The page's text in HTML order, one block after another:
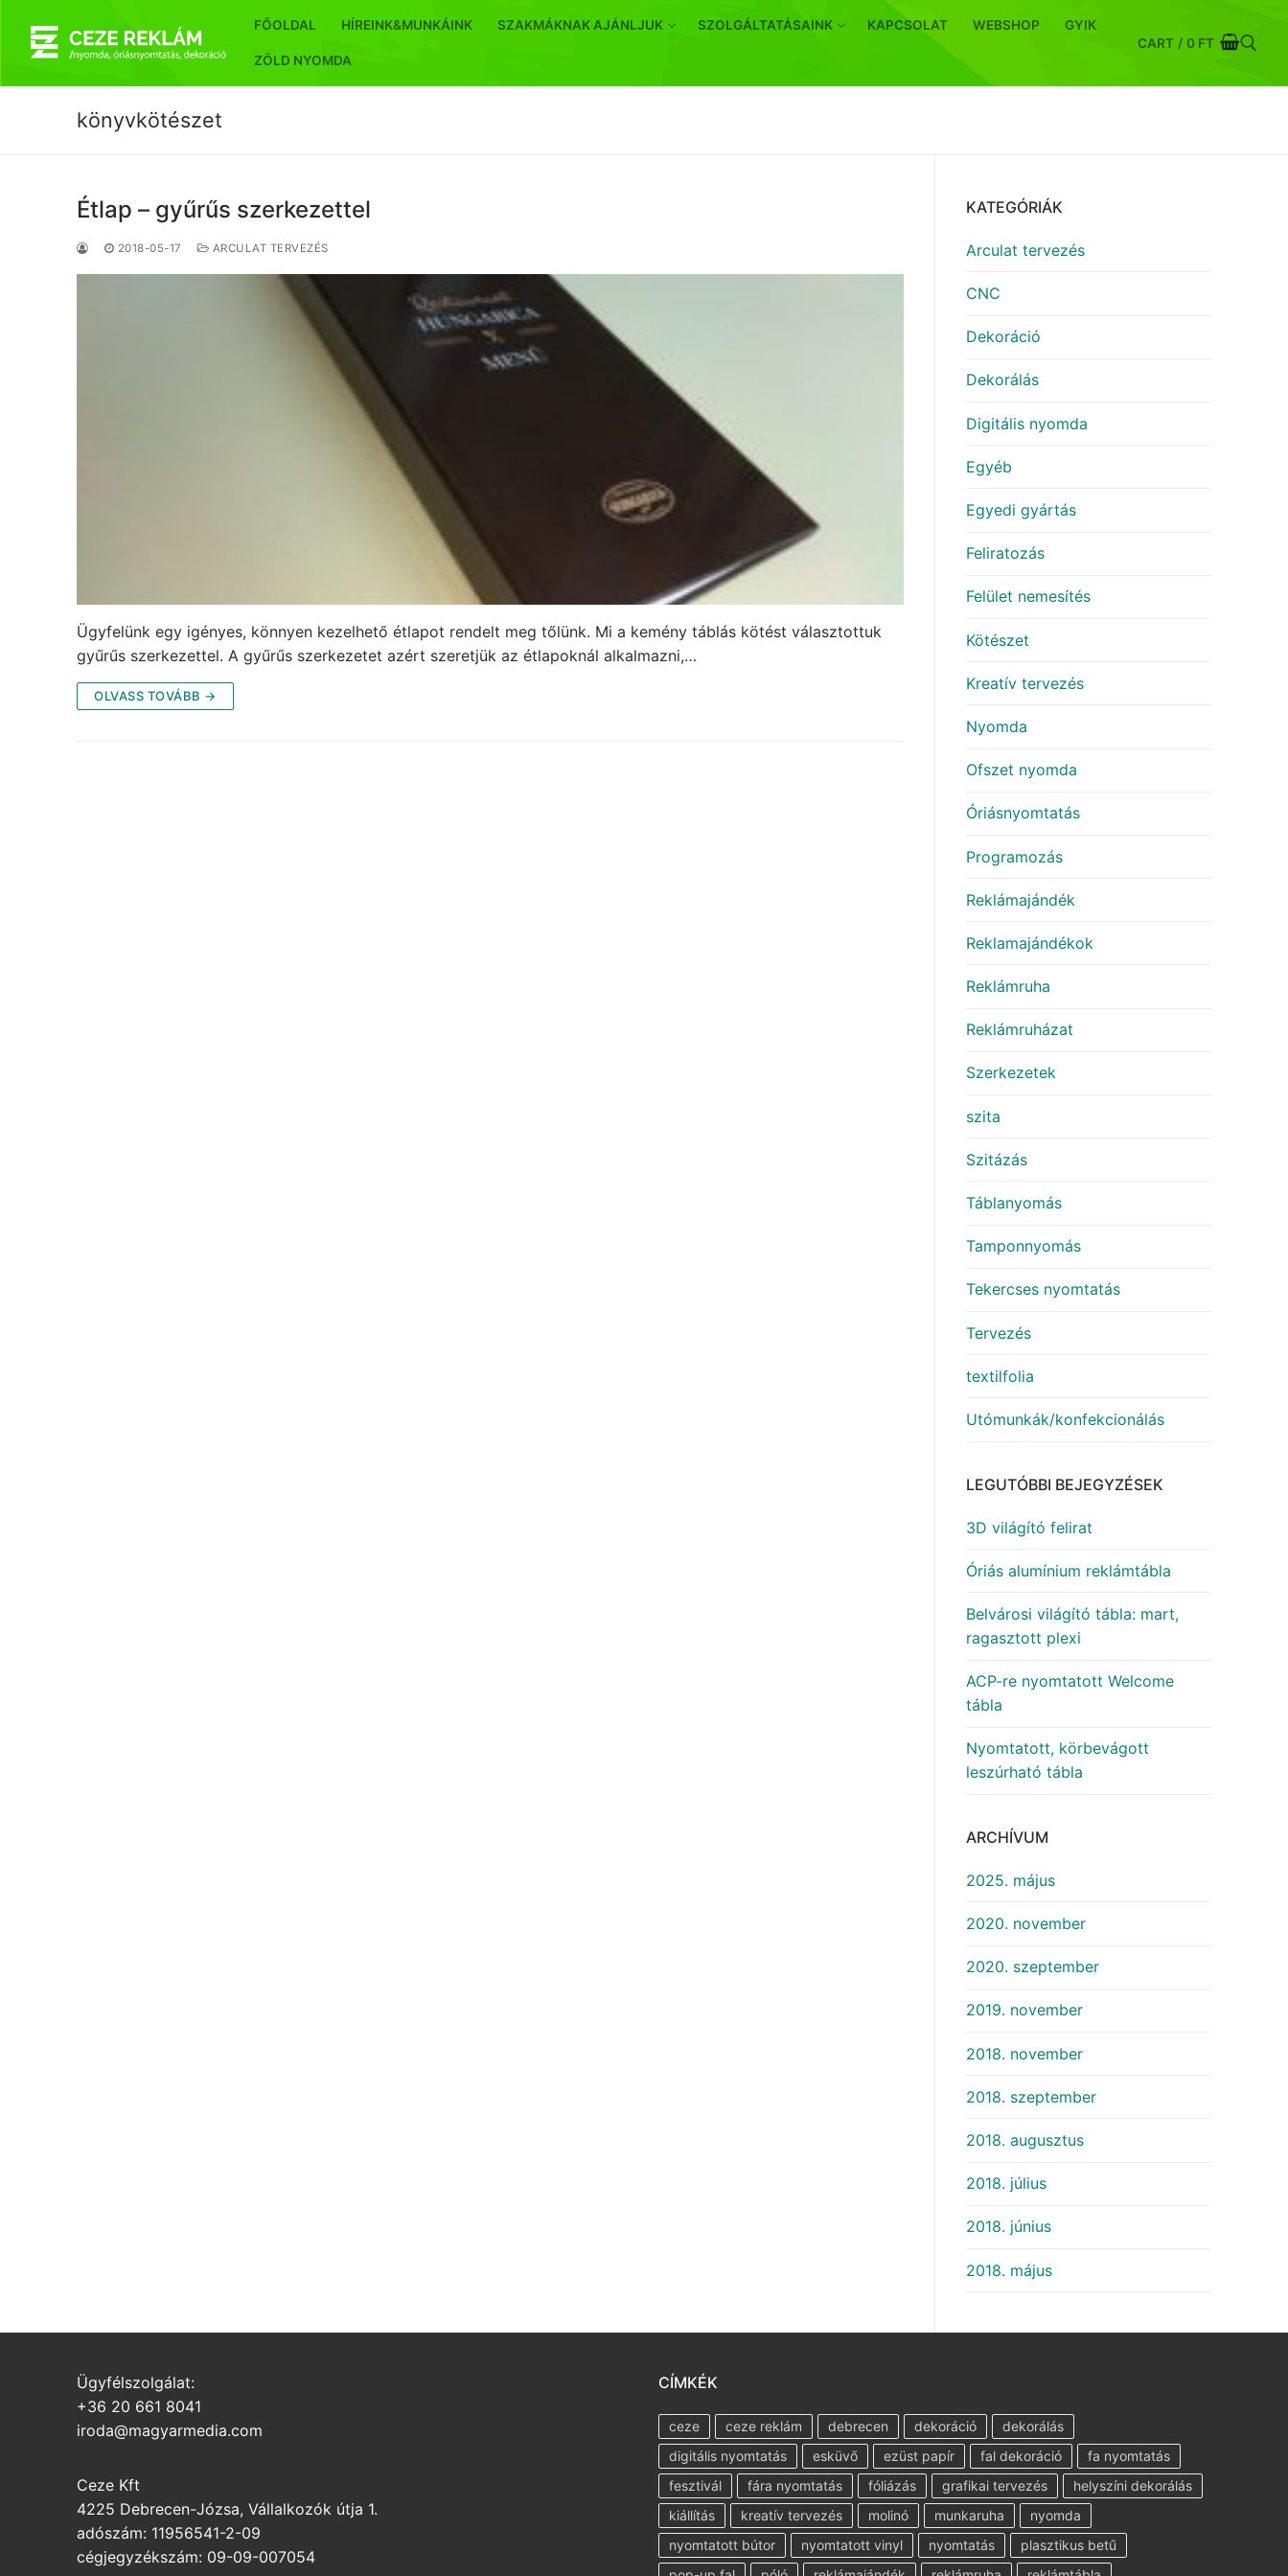
tartalomra
FŐOLDAL HÍREINK&MUNKÁINK SZAKMÁKNAK AJÁNLJUK SZOLGÁLTATÁSAINK KAPCSOLAT WEBSHOP GYIK
ZÖLD NYOMDA
CART / 0 FT
könyvkötészet
Étlap – gyűrűs szerkezettel
2018-05-17 ARCULAT TERVEZÉS
Ügyfelünk egy igényes, könnyen kezelhető étlapot rendelt meg tőlünk. Mi a kemény táblás kötést választottuk
gyűrűs szerkezettel. A gyűrűs szerkezetet azért szeretjük az étlapoknál alkalmazni,…
OLVASS TOVÁBB →
KATEGÓRIÁK
Arculat tervezés
CNC
Dekoráció
Dekorálás
Digitális nyomda
Egyéb
Egyedi gyártás
Feliratozás
Felület nemesítés
Kötészet
Kreatív tervezés
Nyomda
Ofszet nyomda
Óriásnyomtatás
Programozás
Reklámajándék
Reklamajándékok
Reklámruha
Reklámruházat
Szerkezetek
szita
Szitázás
Táblanyomás
Tamponnyomás
Tekercses nyomtatás
Tervezés
textilfolia
Utómunkák/konfekcionálás
LEGUTÓBBI BEJEGYZÉSEK
3D világító felirat
Óriás alumínium reklámtábla
Belvárosi világító tábla: mart,
ragasztott plexi
ACP-re nyomtatott Welcome
tábla
Nyomtatott, körbevágott
leszúrható tábla
ARCHÍVUM
2025. május
2020. november
2020. szeptember
2019. november
2018. november
2018. szeptember
2018. augusztus
2018. július
2018. június
2018. május
Ügyfélszolgálat:
+36 20 661 8041
iroda@magyarmedia.com
Ceze Kft
4225 Debrecen-Józsa, Vállalkozók útja 1.
adószám: 11956541-2-09
cégjegyzékszám: 09-09-007054
CÍMKÉK
ceze ceze reklám debrecen dekoráció
dekorálás
digitális nyomtatás
esküvő ezüst papír fal dekoráció
fa nyomtatás
fesztivál
fára nyomtatás fóliázás grafikai tervezés
helyszíni dekorálás
kiállítás
kreatív tervezés molinó munkaruha
nyomda
nyomtatott bútor
nyomtatott vinyl nyomtatás
plasztikus betű